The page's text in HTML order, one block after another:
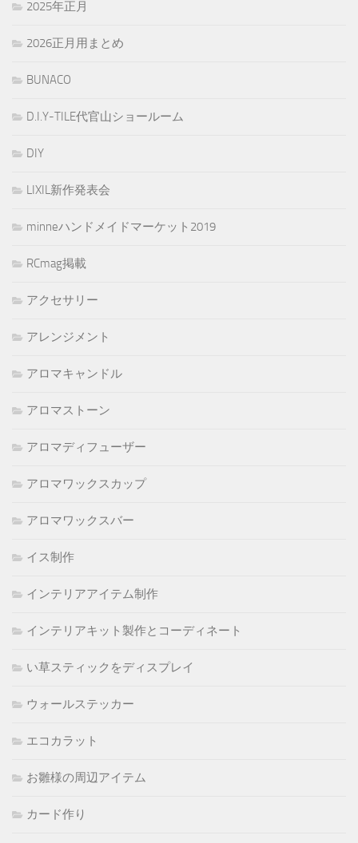
2025年正月
2026正月用まとめ
BUNACO
D.I.Y-TILE代官山ショールーム
DIY
LIXIL新作発表会
minneハンドメイドマーケット2019
RCmag掲載
アクセサリー
アレンジメント
アロマキャンドル
アロマストーン
アロマディフューザー
アロマワックスカップ
アロマワックスバー
イス制作
インテリアアイテム制作
インテリアキット製作とコーディネート
い草スティックをディスプレイ
ウォールステッカー
エコカラット
お雛様の周辺アイテム
カード作り